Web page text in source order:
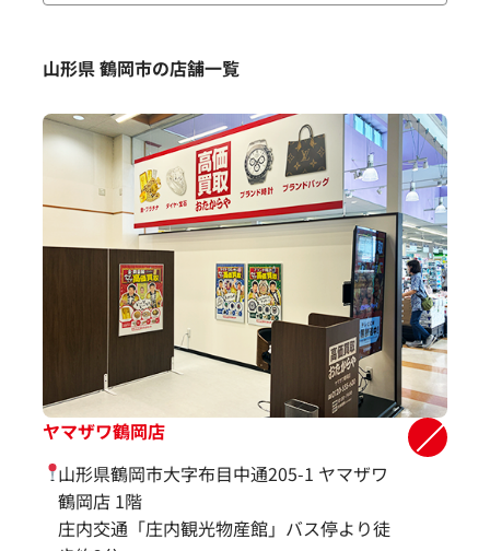
山形県 鶴岡市の店舗一覧
ヤマザワ鶴岡店
山形県鶴岡市大字布目中通205-1 ヤマザワ
鶴岡店 1階
庄内交通「庄内観光物産館」バス停より徒